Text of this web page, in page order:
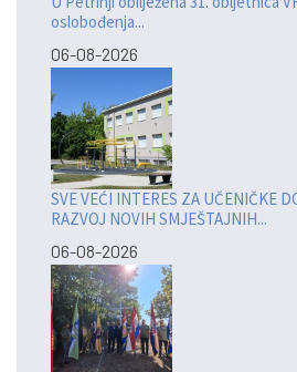
oslobođenja...
06-08-2026
SVE VEĆI INTERES ZA UČENIČKE
RAZVOJ NOVIH SMJEŠTAJNIH...
06-08-2026